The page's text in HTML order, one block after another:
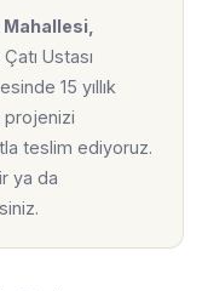
Ustası
15 yıllık
projenizi
teslim ediyoruz.
ya da